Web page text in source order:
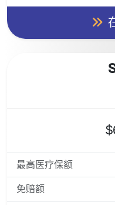
最高医疗保额
免赔额